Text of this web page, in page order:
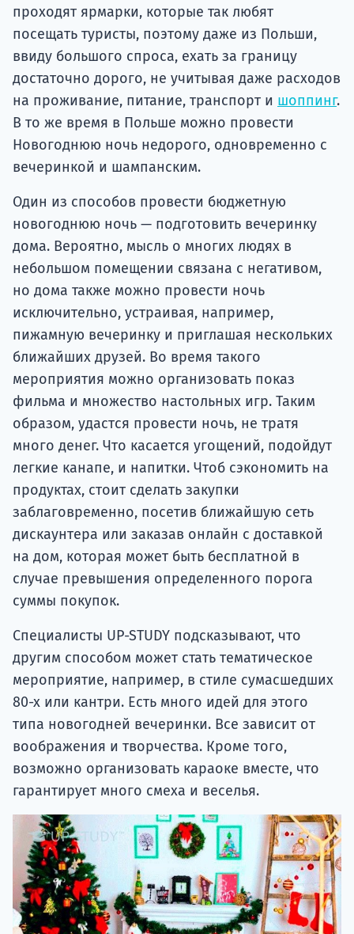
проходят ярмарки, которые так любят
посещать туристы, поэтому даже из Польши,
ввиду большого спроса, ехать за границу
достаточно дорого, не учитывая даже расходов
на проживание, питание, транспорт и шоппинг.
В то же время в Польше можно провести
Новогоднюю ночь недорого, одновременно с
вечеринкой и шампанским.
Один из способов провести бюджетную
новогоднюю ночь — подготовить вечеринку
дома. Вероятно, мысль о многих людях в
небольшом помещении связана с негативом,
но дома также можно провести ночь
исключительно, устраивая, например,
пижамную вечеринку и приглашая нескольких
ближайших друзей. Во время такого
мероприятия можно организовать показ
фильма и множество настольных игр. Таким
образом, удастся провести ночь, не тратя
много денег. Что касается угощений, подойдут
легкие канапе, и напитки. Чтоб сэкономить на
продуктах, стоит сделать закупки
заблаговременно, посетив ближайшую сеть
дискаунтера или заказав онлайн с доставкой
на дом, которая может быть бесплатной в
случае превышения определенного порога
суммы покупок.
Специалисты UP-STUDY подсказывают, что
другим способом может стать тематическое
мероприятие, например, в стиле сумасшедших
80-х или кантри. Есть много идей для этого
типа новогодней вечеринки. Все зависит от
воображения и творчества. Кроме того,
возможно организовать караоке вместе, что
гарантирует много смеха и веселья.